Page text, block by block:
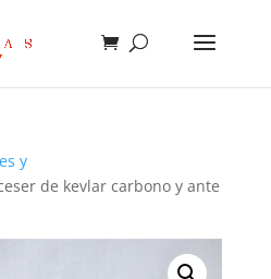
y
de kevlar carbono y ante